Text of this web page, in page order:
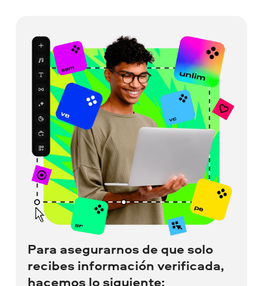
Para asegurarnos de que solo
recibes información verificada,
hacemos lo siguiente: